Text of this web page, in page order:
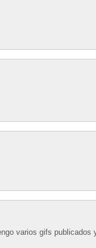
varios gifs publicados